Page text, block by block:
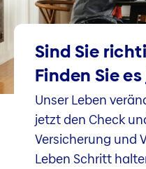
Sind Sie
Finden Sie
Unser Leben
jetzt den Check
Versicherung und
Leben Schritt